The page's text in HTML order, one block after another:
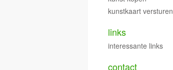
kunstkaart versturen
links
interessante links
contact